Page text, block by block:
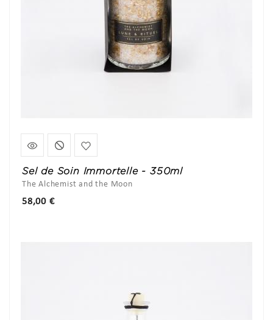
Sel de Soin Immortelle - 350ml
The Alchemist and the Moon
58,00 €